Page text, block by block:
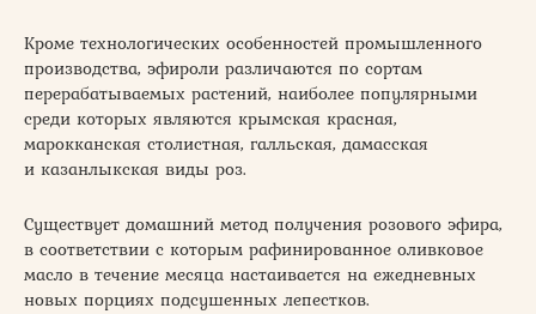
Кроме технологических особенностей промышленного
производства, эфироли различаются по сортам
перерабатываемых растений, наиболее популярными
среди которых являются крымская красная,
марокканская столистная, галльская, дамасская
и казанлыкская виды роз.
Существует домашний метод получения розового эфира,
в соответствии с которым рафинированное оливковое
масло в течение месяца настаивается на ежедневных
новых порциях подсушенных лепестков.